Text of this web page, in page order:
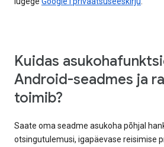
Kuidas
Android-seadmes ja
toimib?
Saate oma seadme asukoha põhjal
otsingutulemusi, igapäevase reisimise